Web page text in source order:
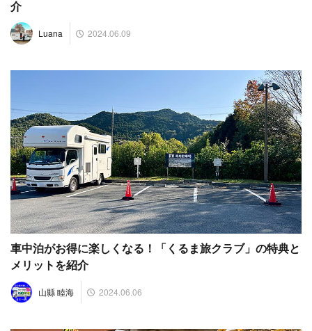
介
Luana 2024.06.09
車中泊がお得に楽しくなる！「くるま旅クラブ」の特典と
メリットを紹介
山縣 睦海 2024.06.06